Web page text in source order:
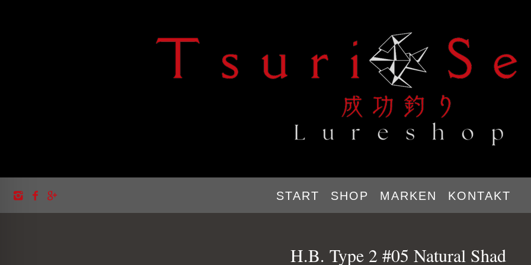
START SHOP MARKEN KONTAKT
H.B. Type 2 #05 Natural Shad